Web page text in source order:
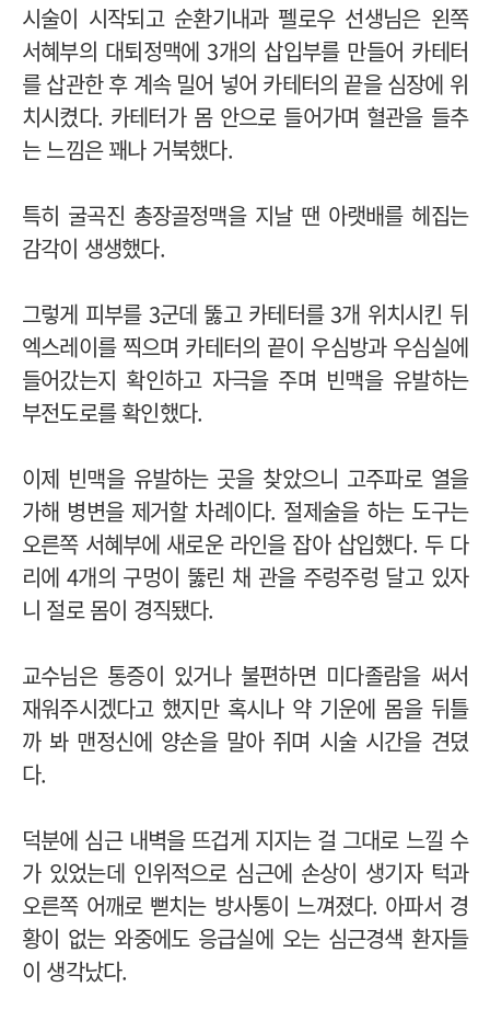
시술이 시작되고 순환기내과 펠로우 선생님은 왼쪽
서혜부의 대퇴정맥에 3개의 삽입부를 만들어 카테터
를 삽관한 후 계속 밀어 넣어 카테터의 끝을 심장에 위
치시켰다. 카테터가 몸 안으로 들어가며 혈관을 들추
는 느낌은 꽤나 거북했다.
특히 굴곡진 총장골정맥을 지날 땐 아랫배를 헤집는
감각이 생생했다.
그렇게 피부를 3군데 뚫고 카테터를 3개 위치시킨 뒤
엑스레이를 찍으며 카테터의 끝이 우심방과 우심실에
들어갔는지 확인하고 자극을 주며 빈맥을 유발하는
부전도로를 확인했다.
이제 빈맥을 유발하는 곳을 찾았으니 고주파로 열을
가해 병변을 제거할 차례이다. 절제술을 하는 도구는
오른쪽 서혜부에 새로운 라인을 잡아 삽입했다. 두 다
리에 4개의 구멍이 뚫린 채 관을 주렁주렁 달고 있자
니 절로 몸이 경직됐다.
교수님은 통증이 있거나 불편하면 미다졸람을 써서
재워주시겠다고 했지만 혹시나 약 기운에 몸을 뒤틀
까 봐 맨정신에 양손을 말아 쥐며 시술 시간을 견뎠
다.
덕분에 심근 내벽을 뜨겁게 지지는 걸 그대로 느낄 수
가 있었는데 인위적으로 심근에 손상이 생기자 턱과
오른쪽 어깨로 뻗치는 방사통이 느껴졌다. 아파서 경
황이 없는 와중에도 응급실에 오는 심근경색 환자들
이 생각났다.